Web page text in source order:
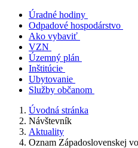
Úradné hodiny
Odpadové hospodárstvo
Ako vybaviť
VZN
Územný plán
Inštitúcie
Ubytovanie
Služby občanom
Úvodná stránka
Návštevník
Aktuality
Oznam Západoslovenskej